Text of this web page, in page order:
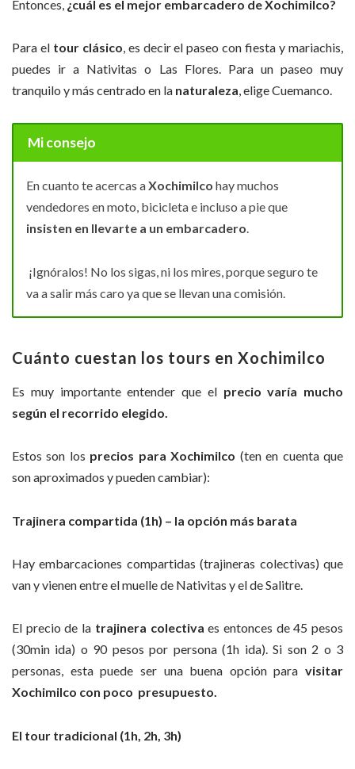
Entonces, ¿cuál es el mejor embarcadero de Xochimilco?
Para eltour clásico, es decir el paseo con fiesta y mariachis,
puedes ir a Nativitas o Las Flores. Para un paseo muy
tranquilo y más centrado en la naturaleza, elige Cuemanco.
Mi consejo
En cuanto te acercas aXochimilco hay muchos
vendedores en moto, bicicleta e incluso a pie que
insisten en llevarte a un embarcadero.
¡Ignóralos! No los sigas, ni los mires, porque seguro te
va a salir más caro ya que se llevan una comisión.
Cuánto cuestan los tours en Xochimilco
Es muy importante entender que el precio varía mucho
según el recorrido elegido.
Estos son los precios para Xochimilco (ten en cuenta que
son aproximados y pueden cambiar):
Trajinera compartida (1h) – la opción más barata
Hay embarcaciones compartidas (trajineras colectivas) que
van y vienen entre el muelle de Nativitas y el de Salitre.
El precio de la trajinera colectiva es entonces de 45 pesos
(30min ida) o 90 pesos por persona (1h ida). Si son 2 o 3
personas, esta puede ser una buena opción para visitar
Xochimilco con poco presupuesto.
El tour tradicional (1h, 2h, 3h)